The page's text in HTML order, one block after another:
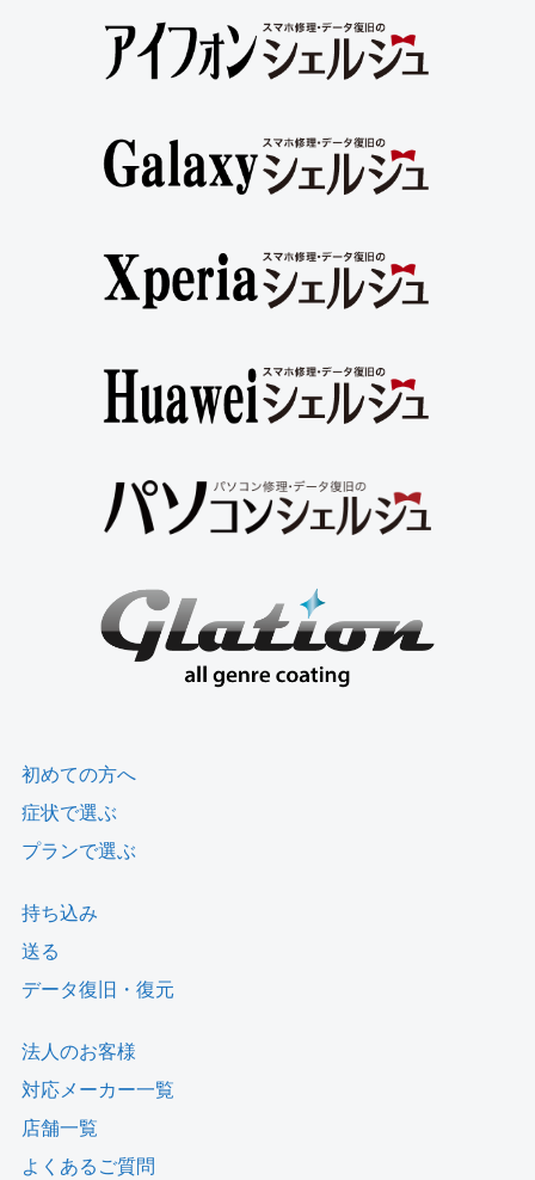
初めての方へ
症状で選ぶ
プランで選ぶ
持ち込み
送る
データ復旧・復元
法人のお客様
対応メーカー一覧
店舗一覧
よくあるご質問